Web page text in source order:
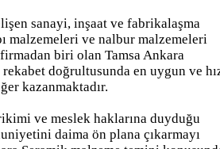
sanayi, inşaat ve fabrikalaşma
malzemeleri ve nalbur malzemeleri
biri olan Tamsa Ankara
doğrultusunda en uygun ve
kazanmaktadır.
ve meslek haklarına duyduğu
daima ön plana çıkarmayı